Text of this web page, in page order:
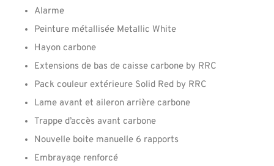
Alarme
Peinture métallisée Metallic White
Hayon carbone
Extensions de bas de caisse carbone by RRC
Pack couleur extérieure Solid Red by RRC
Lame avant et aileron arrière carbone
Trappe d’accès avant carbone
Nouvelle boite manuelle 6 rapports
Embrayage renforcé